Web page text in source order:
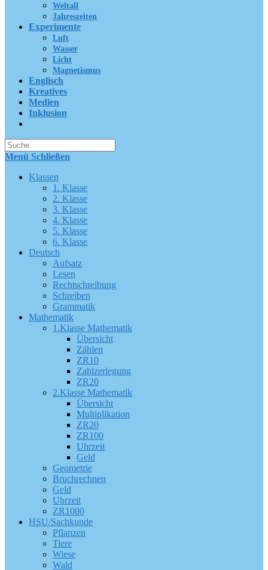
Weltall
Jahreszeiten
Experimente
Luft
Wasser
Licht
Magnetismus
Englisch
Kreatives
Medien
Inklusion
Suche
nach:
Menü Schließen
Klassen
1. Klasse
2. Klasse
3. Klasse
4. Klasse
5. Klasse
6. Klasse
Deutsch
Aufsatz
Lesen
Rechtschreibung
Schreiben
Grammatik
Mathematik
1.Klasse Mathematik
Übersicht
Zählen
ZR10
Zahlzerlegung
ZR20
2.Klasse Mathematik
Übersicht
Multiplikation
ZR20
ZR100
Uhrzeit
Geld
Geometrie
Bruchrechnen
Geld
Uhrzeit
ZR1000
HSU/Sachkunde
Pflanzen
Tiere
Wiese
Wald